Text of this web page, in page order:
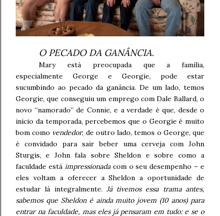
O PECADO DA GANÂNCIA.
Mary está preocupada que a família,
especialmente George e Georgie, pode estar
sucumbindo ao pecado da ganância. De um lado, temos
Georgie, que conseguiu um emprego com Dale Ballard, o
novo “namorado” de Connie, e a verdade é que, desde o
início da temporada, percebemos que o Georgie é muito
bom como vendedor; de outro lado, temos o George, que
é convidado para sair beber uma cerveja com John
Sturgis, e John fala sobre Sheldon e sobre como a
faculdade está impressionadacom o seu desempenho – e
eles voltam a oferecer a Sheldon a oportunidade de
estudar lá integralmente. Já tivemos essa trama antes,
sabemos que Sheldon é ainda muito jovem (10 anos) para
entrar na faculdade, mas eles já pensaram em tudo: e se o